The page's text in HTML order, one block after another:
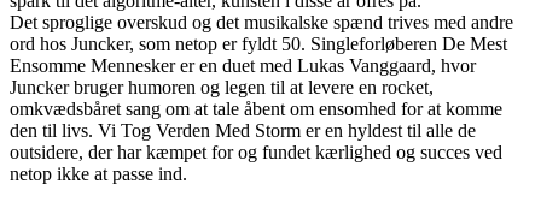
Det sproglige overskud og det musikalske spænd trives med andre
ord hos Juncker, som netop er fyldt 50. Singleforløberen De Mest
Ensomme Mennesker er en duet med Lukas Vanggaard, hvor
Juncker bruger humoren og legen til at levere en rocket,
omkvædsbåret sang om at tale åbent om ensomhed for at komme
den til livs. Vi Tog Verden Med Storm er en hyldest til alle de
outsidere, der har kæmpet for og fundet kærlighed og succes ved
netop ikke at passe ind.